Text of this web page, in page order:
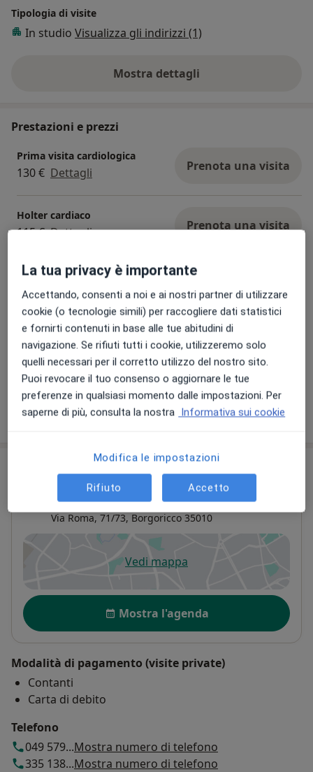
Tipologia di visite
In studio Visualizza gli indirizzi (1)
Mostra dettagli
sull'esperienza
Prestazioni e prezzi
Prima visita cardiologica
130 € Dettagli Prenota una visita
Holter cardiaco
115 € Dettagli Prenota una visita
Holter pressorio
115 € Dettagli
Prima visita cardiologica +
elettrocardiogramma (ECG)
170 € Dettagli
Prenota una visita
Come funzionano i prezzi?
Idealmedica
Via Roma, 71/73, Borgoricco 35010
Vedi mappasi apre in una nuova scheda
Disponibilità
Mostra l'agenda
Modalità di pagamento (visite private)
Contanti
Carta di debito
Telefono
049 579...Mostra numero di telefono
335 138...Mostra numero di telefono
La tua privacy è importante
Accettando, consenti a noi e ai nostri partner di utilizzare
cookie (o tecnologie simili) per raccogliere dati statistici
e fornirti contenuti in base alle tue abitudini di
navigazione. Se rifiuti tutti i cookie, utilizzeremo solo
quelli necessari per il corretto utilizzo del nostro sito.
Puoi revocare il tuo consenso o aggiornare le tue
preferenze in qualsiasi momento dalle impostazioni. Per
saperne di più, consulta la nostra Informativa sui cookie
Modifica le impostazioni
Rifiuto Accetto